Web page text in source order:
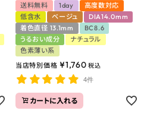
送料無料 1day
高度数対応
低含水
ベージュ
DIA14.0mm
着色直径 13.1mm
BC8.6
うるおい成分
ナチュラル
色素薄い系
当店特別価格 ¥1,760 税込
4件
カートに入れる